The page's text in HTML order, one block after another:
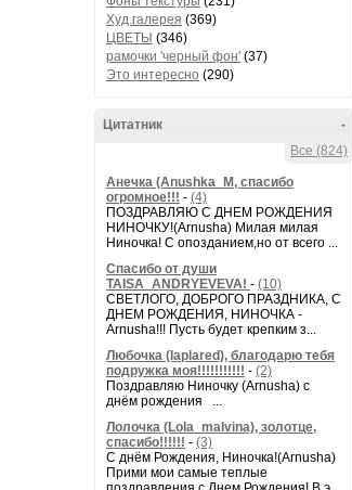
Худ.галерея (369)
ЦВЕТЫ (346)
рамочки 'черный фон' (37)
Это интересно (290)
-
Цитатник
Все (824)
Анечка (Anushka_M, спасибо
огромное!!! - (4)
ПОЗДРАВЛЯЮ С ДНЕМ РОЖДЕНИЯ
НИНОЧКУ!(Arnusha) Милая милая
Ниночка! С опозданием,но от всего ...
Спасибо от души
TAISA_ANDRYEVEVA! - (10)
СВЕТЛОГО, ДОБРОГО ПРАЗДНИКА, С
ДНЕМ РОЖДЕНИЯ, НИНОЧКА -
Arnusha!!! Пусть будет крепким з...
Любочка (laplared), благодарю тебя
подружка моя!!!!!!!!!!! - (2)
Поздравляю Ниночку (Arnusha) с
днём рождения ...
Лолочка (Lola_malvina), золотце,
спасибо!!!!!! - (3)
С днём Рождения, Ниночка!(Аrnusha)
Прими мои самые теплые